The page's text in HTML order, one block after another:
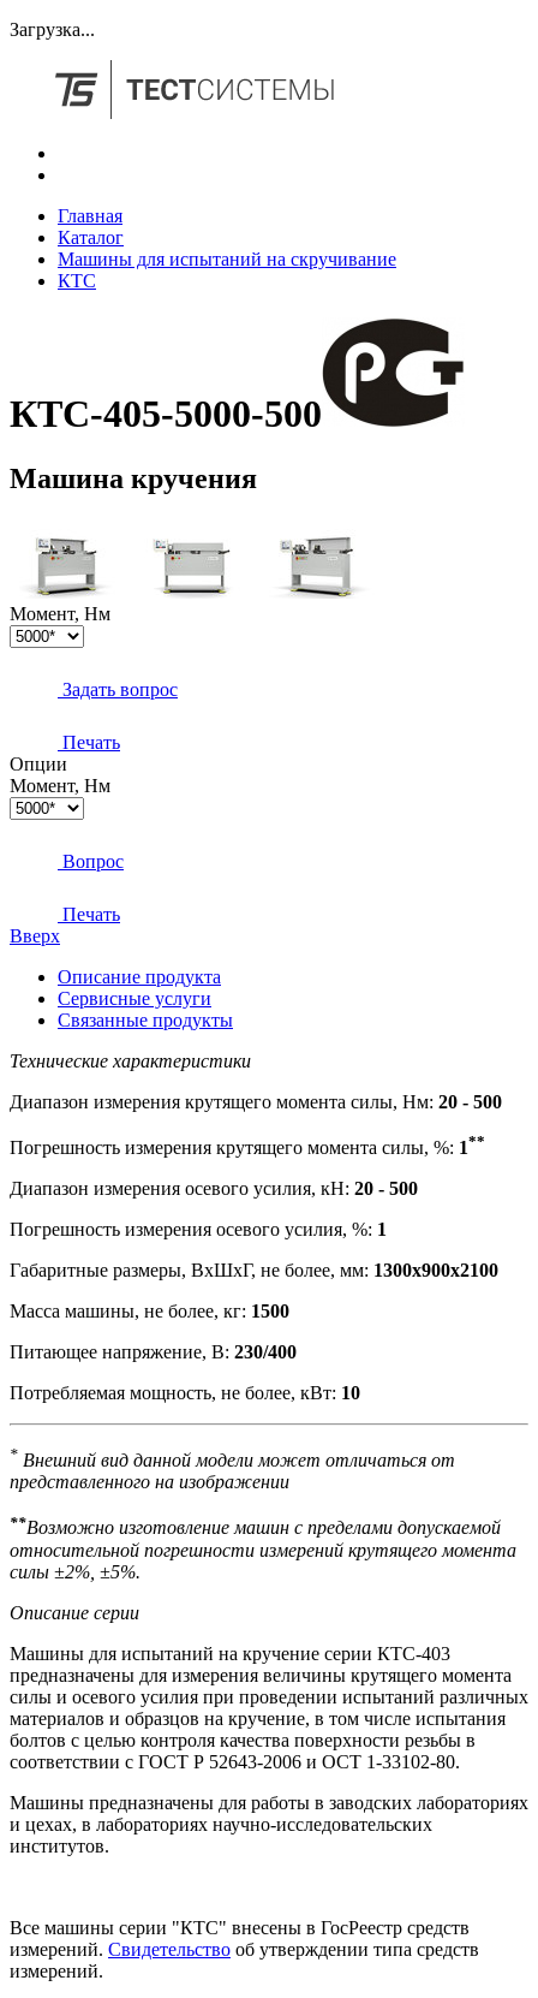
Загрузка...
Главная
Каталог
Машины для испытаний на скручивание
КТС
КТС-405-5000-500
Машина кручения
Момент, Нм
Задать вопрос
Печать
Опции
Момент, Нм
Вопрос
Печать
Вверх
Описание продукта
Сервисные услуги
Связанные продукты
Технические характеристики
Диапазон измерения крутящего момента силы, Нм: 20 - 500
Погрешность измерения крутящего момента силы, %: 1**
Диапазон измерения осевого усилия, кН: 20 - 500
Погрешность измерения осевого усилия, %: 1
Габаритные размеры, ВхШхГ, не более, мм: 1300х900х2100
Масса машины, не более, кг: 1500
Питающее напряжение, В: 230/400
Потребляемая мощность, не более, кВт: 10
* Внешний вид данной модели может отличаться от
представленного на изображении
**Возможно изготовление машин с пределами допускаемой
относительной погрешности измерений крутящего момента
силы ±2%, ±5%.
Описание серии
Машины для испытаний на кручение серии КТС-403
предназначены для измерения величины крутящего момента
силы и осевого усилия при проведении испытаний различных
материалов и образцов на кручение, в том числе испытания
болтов с целью контроля качества поверхности резьбы в
соответствии с ГОСТ Р 52643-2006 и ОСТ 1-33102-80.
Машины предназначены для работы в заводских лабораториях
и цехах, в лабораториях научно-исследовательских
институтов.
Все машины серии "КТС" внесены в ГосРеестр средств
измерений. Свидетельство об утверждении типа средств
измерений.